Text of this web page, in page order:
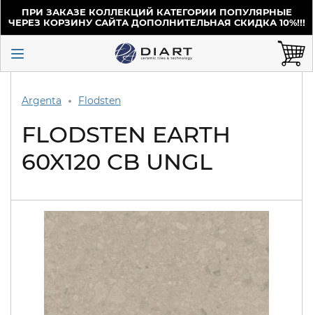
ПРИ ЗАКАЗЕ КОЛЛЕКЦИЙ КАТЕГОРИИ ПОПУЛЯРНЫЕ
ЧЕРЕЗ КОРЗИНУ САЙТА ДОПОЛНИТЕЛЬНАЯ СКИДКА 10%!!!
Argenta Flodsten
FLODSTEN EARTH
60X120 CB UNGL